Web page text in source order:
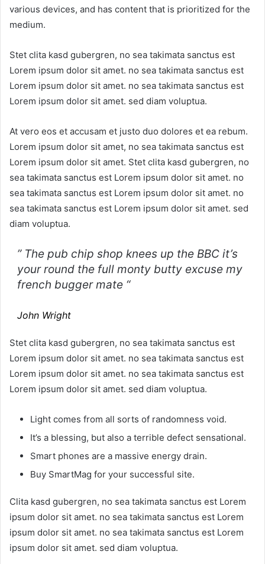
various devices, and has content that is prioritized for the
medium.
Stet clita kasd gubergren, no sea takimata sanctus est
Lorem ipsum dolor sit amet. no sea takimata sanctus est
Lorem ipsum dolor sit amet. no sea takimata sanctus est
Lorem ipsum dolor sit amet. sed diam voluptua.
At vero eos et accusam et justo duo dolores et ea rebum.
Lorem ipsum dolor sit amet, no sea takimata sanctus est
Lorem ipsum dolor sit amet. Stet clita kasd gubergren, no
sea takimata sanctus est Lorem ipsum dolor sit amet. no
sea takimata sanctus est Lorem ipsum dolor sit amet. no
sea takimata sanctus est Lorem ipsum dolor sit amet. sed
diam voluptua.
” The pub chip shop knees up the BBC it’s
your round the full monty butty excuse my
french bugger mate “
John Wright
Stet clita kasd gubergren, no sea takimata sanctus est
Lorem ipsum dolor sit amet. no sea takimata sanctus est
Lorem ipsum dolor sit amet. no sea takimata sanctus est
Lorem ipsum dolor sit amet. sed diam voluptua.
Light comes from all sorts of randomness void.
It’s a blessing, but also a terrible defect sensational.
Smart phones are a massive energy drain.
Buy SmartMag for your successful site.
Clita kasd gubergren, no sea takimata sanctus est Lorem
ipsum dolor sit amet. no sea takimata sanctus est Lorem
ipsum dolor sit amet. no sea takimata sanctus est Lorem
ipsum dolor sit amet. sed diam voluptua.